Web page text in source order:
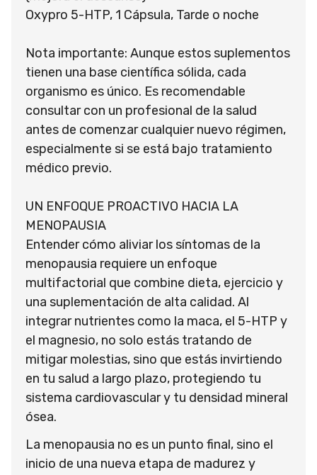
Oxypro 5-HTP, 1 Cápsula, Tarde o noche
Nota importante: Aunque estos suplementos
tienen una base científica sólida, cada
organismo es único. Es recomendable
consultar con un profesional de la salud
antes de comenzar cualquier nuevo régimen,
especialmente si se está bajo tratamiento
médico previo.
UN ENFOQUE PROACTIVO HACIA LA
MENOPAUSIA
Entender cómo aliviar los síntomas de la
menopausia requiere un enfoque
multifactorial que combine dieta, ejercicio y
una suplementación de alta calidad. Al
integrar nutrientes como la maca, el 5-HTP y
el magnesio, no solo estás tratando de
mitigar molestias, sino que estás invirtiendo
en tu salud a largo plazo, protegiendo tu
sistema cardiovascular y tu densidad mineral
ósea.
La menopausia no es un punto final, sino el
inicio de una nueva etapa de madurez y